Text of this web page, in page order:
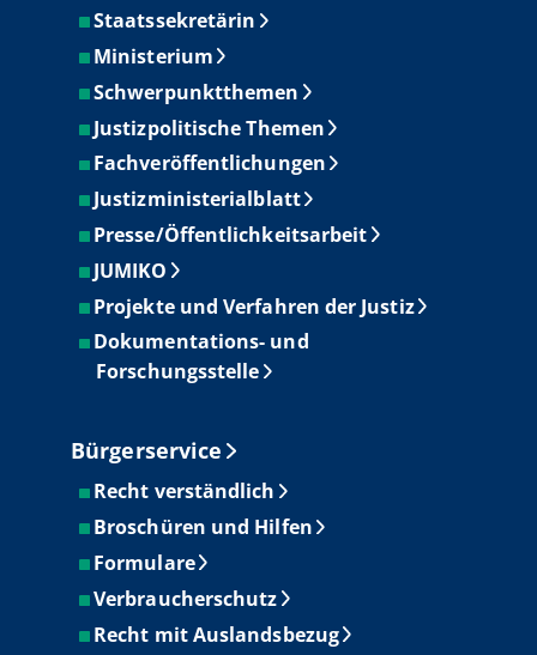
Staatssekretärin
Ministerium
Schwerpunktthemen
Justizpolitische Themen
Fachveröffentlichungen
Justizministerialblatt
Presse/Öffentlichkeitsarbeit
JUMIKO
Projekte und Verfahren der Justiz
Dokumentations- und
Forschungsstelle
Bürgerservice
Recht verständlich
Broschüren und Hilfen
Formulare
Verbraucherschutz
Recht mit Auslandsbezug